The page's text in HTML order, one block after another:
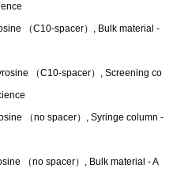
（C10-spacer）, Bulk material -
（C10-spacer）, Screening co
（no spacer）, Syringe column -
（no spacer）, Bulk material - A